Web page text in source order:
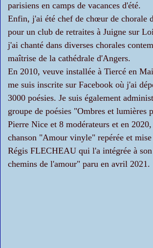
parisiens en camps de vacances d'été.
Enfin, j'ai été chef de chœur de chorale
pour un club de retraites à Juigne sur
j'ai chanté dans diverses chorales
maîtrise de la cathédrale d'Angers.
En 2010, veuve installée à Tiercé en
me suis inscrite sur Facebook où j'ai
3000 poésies. Je suis également
groupe de poésies "Ombres et lumières
Pierre Nice et 8 modérateurs et en
chanson "Amour vinyle" repérée et
Régis FLECHEAU qui l'a intégrée à
chemins de l'amour" paru en avril 2021.